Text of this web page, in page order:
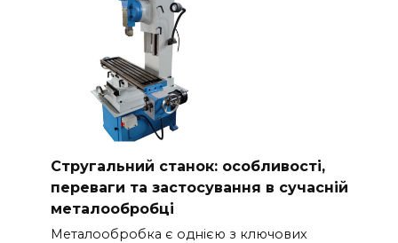
Стругальний станок: особливості,
переваги та застосування в сучасній
металообробці
Металообробка є однією з ключових